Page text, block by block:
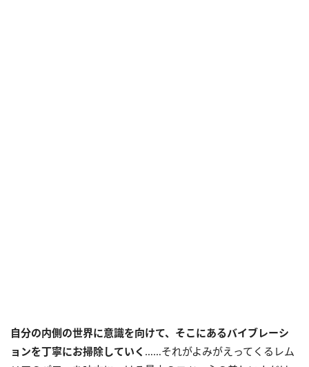
自分の内側の世界に意識を向けて、そこにあるバイブレーシ
ョンを丁寧にお掃除していく ……それがよみがえってくるレム